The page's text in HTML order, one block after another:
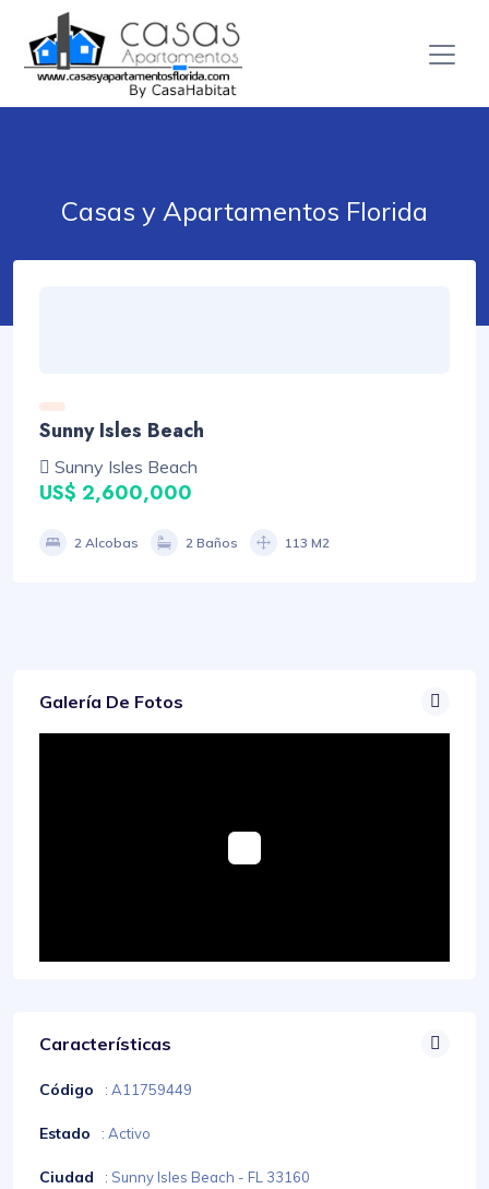
Casas y Apartamentos Florida
Sunny Isles Beach
Sunny Isles Beach
US$ 2,600,000
2 Alcobas 2 Baños 113 M2
Galería De Fotos
Características
Código : A11759449
Estado : Activo
Ciudad : Sunny Isles Beach - FL 33160